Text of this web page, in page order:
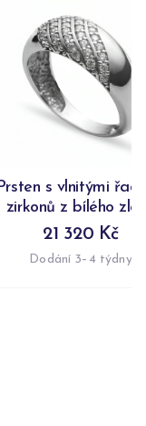
s vlnitými
zirkonů z bílého
21 320 Kč
Dodání 3–4 týdny